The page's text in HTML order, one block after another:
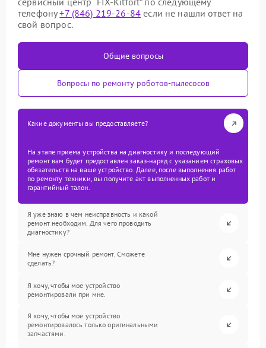
телефону+7 (846) 219-26-84 если не нашли ответ на
свой вопрос.
Общие вопросы
Вопросы по ремонту роботов-пылесосов
Какие документы вы предоставляете?
На этапе приема устройства на диагностику и последующий
ремонт вам будет предоставлен заказ-наряд с указанием страховых
обязательств на ваше устройство. Далее, после выполнения работ
по ремонту техники, вы получите акт выполненных работ и
гарантийный талон.
Я уже знаю в чем неисправность и какой
ремонт необходим. Для чего проводить
диагностику?
Мне нужен срочный ремонт. Сможете
сделать?
Я хочу, чтобы мое устройство
ремонтировали при мне.
Я хочу, чтобы мое устройство
ремонтировалось только оригинальными
запчастями.